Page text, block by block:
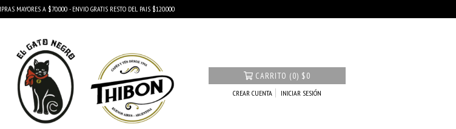
MAYORES A $70.000 - ENVIO GRATIS RESTO DEL PAIS $120.000
CARRITO (0) $0
CREAR CUENTA INICIAR SESIÓN